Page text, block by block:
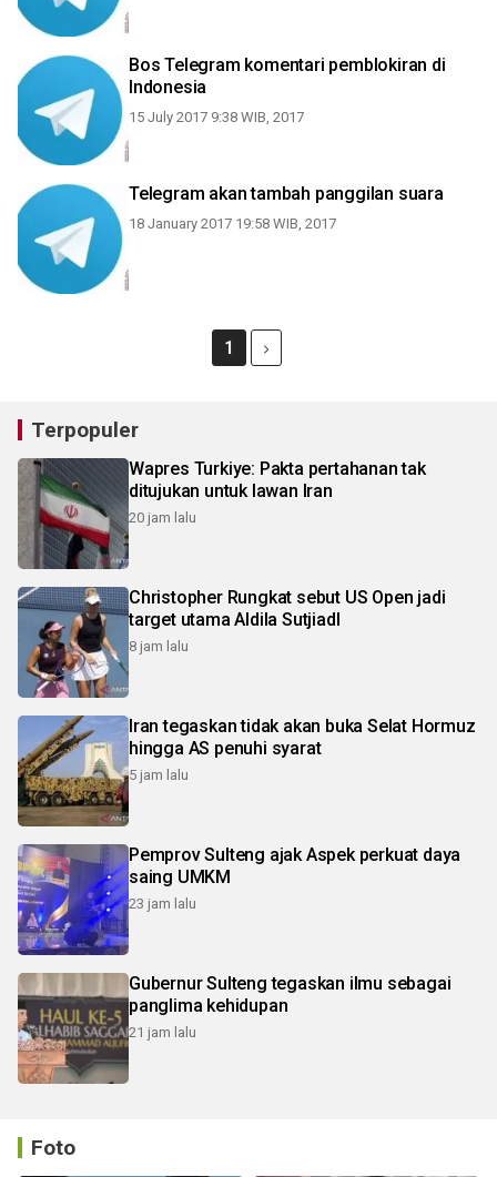
Bos Telegram komentari pemblokiran di
Indonesia
15 July 2017 9:38 WIB, 2017
Telegram akan tambah panggilan suara
18 January 2017 19:58 WIB, 2017
1
Terpopuler
Wapres Turkiye: Pakta pertahanan tak
ditujukan untuk lawan Iran
20 jam lalu
Christopher Rungkat sebut US Open jadi
target utama Aldila SutjiadI
8 jam lalu
Iran tegaskan tidak akan buka Selat Hormuz
hingga AS penuhi syarat
5 jam lalu
Pemprov Sulteng ajak Aspek perkuat daya
saing UMKM
23 jam lalu
Gubernur Sulteng tegaskan ilmu sebagai
panglima kehidupan
21 jam lalu
Foto